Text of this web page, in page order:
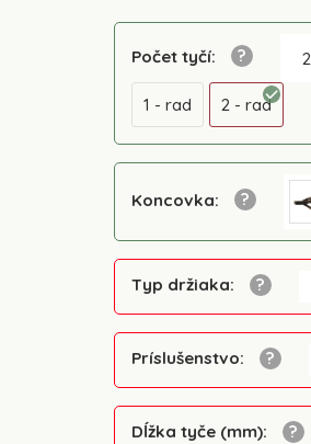
Počet tyčí:
1 - rad 2 - rad
Koncovka:
Typ držiaka:
Príslušenstvo:
Dĺžka tyče (mm):